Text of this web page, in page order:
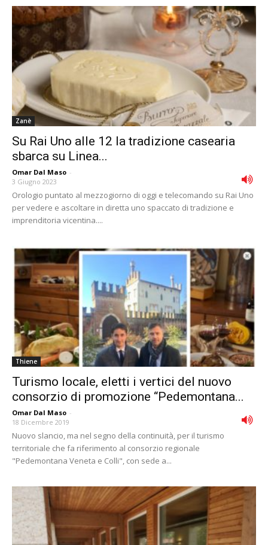
Zanè
Su Rai Uno alle 12 la tradizione casearia
sbarca su Linea...
Omar Dal Maso -
3 Giugno 2023
Orologio puntato al mezzogiorno di oggi e telecomando su Rai Uno
per vedere e ascoltare in diretta uno spaccato di tradizione e
imprenditoria vicentina....
Thiene
Turismo locale, eletti i vertici del nuovo
consorzio di promozione “Pedemontana...
Omar Dal Maso -
18 Dicembre 2019
Nuovo slancio, ma nel segno della continuità, per il turismo
territoriale che fa riferimento al consorzio regionale
"Pedemontana Veneta e Colli", con sede a...